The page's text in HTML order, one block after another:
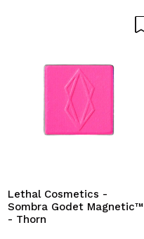
Lethal Cosmetics -
Sombra Godet Magnetic™
- Thorn